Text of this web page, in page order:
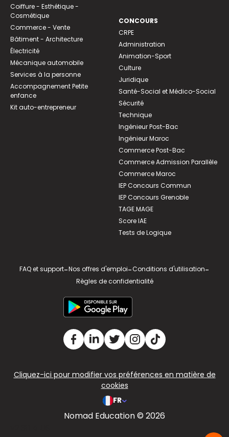
Coiffure - Esthétique -
Cosmétique
Commerce - Vente
Bâtiment - Architecture
Électricité
Mécanique automobile
Services à la personne
Accompagnement Petite
enfance
Kit auto-entrepreneur
CONCOURS
CRPE
Administration
Animation-Sport
Culture
Juridique
Santé-Social et Médico-Social
Sécurité
Technique
Ingénieur Post-Bac
Ingénieur Maroc
Commerce Post-Bac
Commerce Admission Parallèle
Commerce Maroc
IEP Concours Commun
IEP Concours Grenoble
TAGE MAGE
Score IAE
Tests de Logique
FAQ et support-Nos offres d'emploi-Conditions d'utilisation-
Règles de confidentialité
Cliquez-ici pour modifier vos préférences en matière de
cookies
FR
Nomad Education © 2026